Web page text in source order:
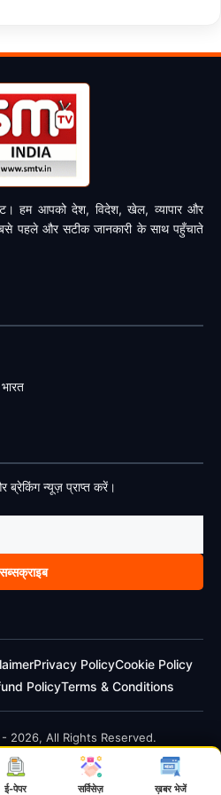
ई-पेपर सर्विसेज़ ख़बर भेजें
हम आपको देश, विदेश, खेल, व्यापार और
पहले और सटीक जानकारी के साथ पहुँचाते
ब्रेकिंग न्यूज़ प्राप्त करें।
Privacy PolicyCookie Policy
PolicyTerms & Conditions
2026, All Rights Reserved.